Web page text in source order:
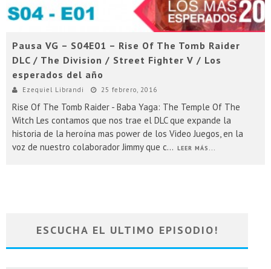
Pausa VG – S04E01 – Rise Of The Tomb Raider
DLC / The Division / Street Fighter V / Los
esperados del año
Ezequiel Librandi 25 febrero, 2016
Rise Of The Tomb Raider - Baba Yaga: The Temple Of The
Witch Les contamos que nos trae el DLC que expande la
historia de la heroína mas power de los Video Juegos, en la
voz de nuestro colaborador Jimmy que c... LEER MÁS...
ESCUCHA EL ULTIMO EPISODIO!